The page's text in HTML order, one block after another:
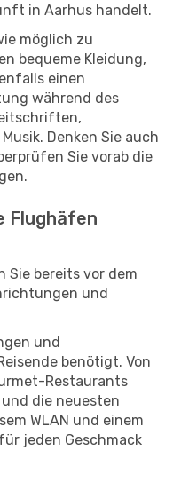
in Aarhus handelt.
möglich zu
bequeme Kleidung,
einen
während des
Denken Sie auch
Sie vorab die
Flughäfen
Sie bereits vor dem
und
und
benötigt. Von
Restaurants
die neuesten
WLAN und einem
jeden Geschmack